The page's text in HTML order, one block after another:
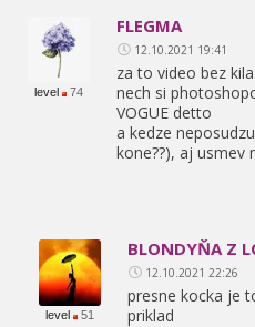
level 74
FLEGMA
12.10.2021 19:41
za to video bez
nech si
VOGUE detto
a kedze
kone??), aj usmev
level 51
BLONDYŇA Z
12.10.2021 22:26
presne kocka je
priklad